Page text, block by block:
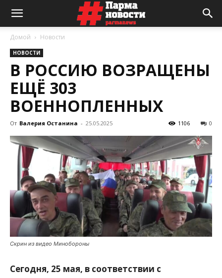
Домой Новости
НОВОСТИ
В РОССИЮ ВОЗРАЩЕНЫ
ЕЩЁ 303
ВОЕННОПЛЕННЫХ
От Валерия Останина - 25.05.2025 0
1106
Скрин из видео Минобороны
Сегодня, 25 мая, в соответствии с